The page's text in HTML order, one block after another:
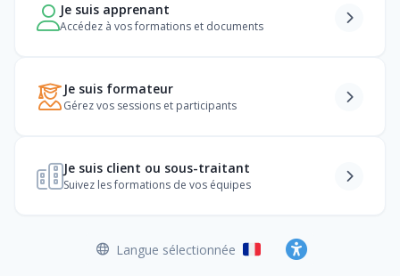
Je suis apprenant
Accédez à vos formations et documents
Je suis formateur
Gérez vos sessions et participants
Je suis client ou sous-traitant
Suivez les formations de vos équipes
Langue sélectionnée Français Accessibilité